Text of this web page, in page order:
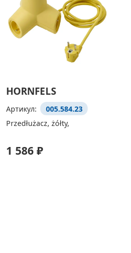
HORNFELS
Артикул:
005.584.23
Przedłużacz, żółty,
1 586 ₽